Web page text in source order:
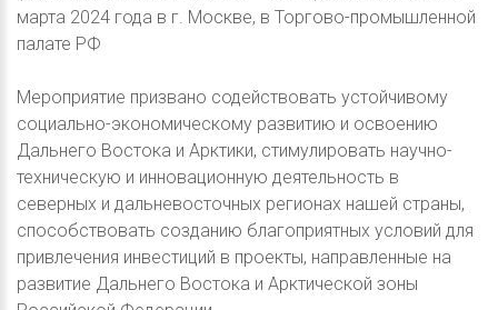
марта 2024 года в г. Москве, в Торгово-промышленной
палате РФ
Мероприятие призвано содействовать устойчивому
социально-экономическому развитию и освоению
Дальнего Востока и Арктики, стимулировать научно-
техническую и инновационную деятельность в
северных и дальневосточных регионах нашей страны,
способствовать созданию благоприятных условий для
привлечения инвестиций в проекты, направленные на
развитие Дальнего Востока и Арктической зоны